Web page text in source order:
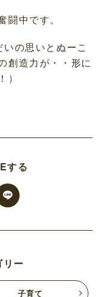
中です。
の思いとぬーこ
創造力が・・形に
する
リー
子育て